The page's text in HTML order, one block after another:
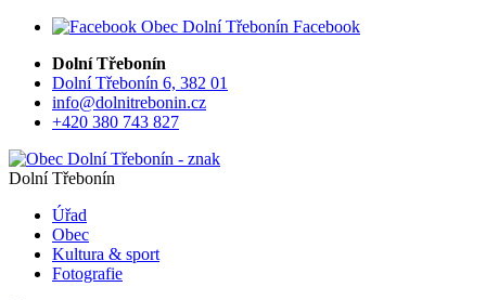
Facebook
Dolní Třebonín
Dolní Třebonín 6, 382 01
info@dolnitrebonin.cz
+420 380 743 827
Dolní Třebonín
Úřad
Obec
Kultura & sport
Fotografie